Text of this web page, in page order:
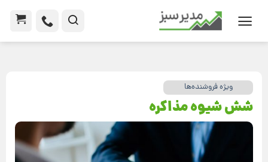
ویژه فروشنده‌ها
شش شیوه مذاکره